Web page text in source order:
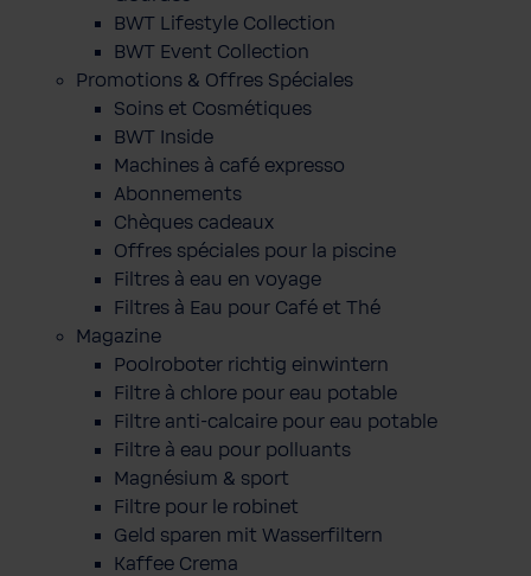
BWT Lifestyle Collection
BWT Event Collection
Promotions & Offres Spéciales
Soins et Cosmétiques
BWT Inside
Machines à café expresso
Abonnements
Chèques cadeaux
Offres spéciales pour la piscine
Filtres à eau en voyage
Filtres à Eau pour Café et Thé
Magazine
Poolroboter richtig einwintern
Filtre à chlore pour eau potable
Filtre anti-calcaire pour eau potable
Filtre à eau pour polluants
Magnésium & sport
Filtre pour le robinet
Geld sparen mit Wasserfiltern
Kaffee Crema